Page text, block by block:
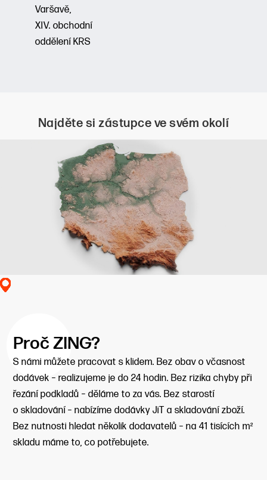
Varšavě,
XIV. obchodní
oddělení KRS
Najděte si zástupce ve svém okolí
Proč ZING?
S námi můžete pracovat s klidem. Bez obav o včasnost
dodávek – realizujeme je do 24 hodin. Bez rizika chyby při
řezání podkladů – děláme to za vás. Bez starostí
o skladování – nabízíme dodávky JiT a skladování zboží.
Bez nutnosti hledat několik dodavatelů – na 41 tisících m²
skladu máme to, co potřebujete.